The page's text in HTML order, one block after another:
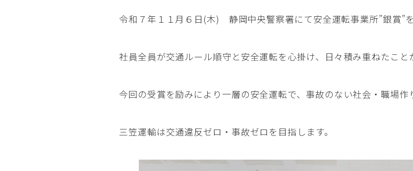
令和７年１１月６日(木) 静岡中央警察署にて安全運転事業所”銀賞”を
社員全員が交通ルール順守と安全運転を心掛け、日々積み重ねたこと
今回の受賞を励みにより一層の安全運転で、事故のない社会・職場作
三笠運輸は交通違反ゼロ・事故ゼロを目指します。